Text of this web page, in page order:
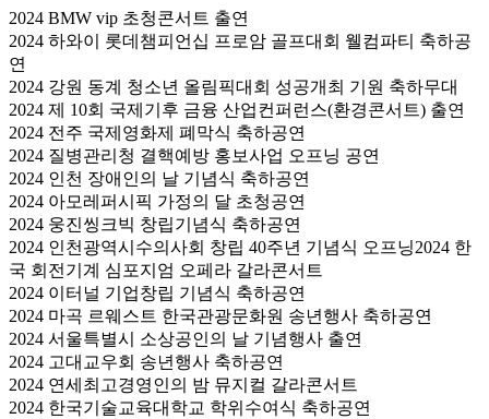
2024 BMW vip 초청콘서트 출연
2024 하와이 롯데챔피언십 프로암 골프대회 웰컴파티 축하공
연
2024 강원 동계 청소년 올림픽대회 성공개최 기원 축하무대
2024 제 10회 국제기후 금융 산업컨퍼런스(환경콘서트) 출연
2024 전주 국제영화제 폐막식 축하공연
2024 질병관리청 결핵예방 홍보사업 오프닝 공연
2024 인천 장애인의 날 기념식 축하공연
2024 아모레퍼시픽 가정의 달 초청공연
2024 웅진씽크빅 창립기념식 축하공연
2024 인천광역시수의사회 창립 40주년 기념식 오프닝2024 한
국 회전기계 심포지엄 오페라 갈라콘서트
2024 이터널 기업창립 기념식 축하공연
2024 마곡 르웨스트 한국관광문화원 송년행사 축하공연
2024 서울특별시 소상공인의 날 기념행사 출연
2024 고대교우회 송년행사 축하공연
2024 연세최고경영인의 밤 뮤지컬 갈라콘서트
2024 한국기술교육대학교 학위수여식 축하공연